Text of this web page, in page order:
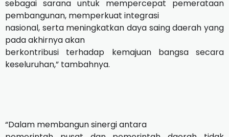
sebagai sarana untuk mempercepat pemerataan
pembangunan, memperkuat integrasi
nasional, serta meningkatkan daya saing daerah yang
pada akhirnya akan
berkontribusi terhadap kemajuan bangsa secara
keseluruhan,” tambahnya.
“Dalam membangun sinergi antara